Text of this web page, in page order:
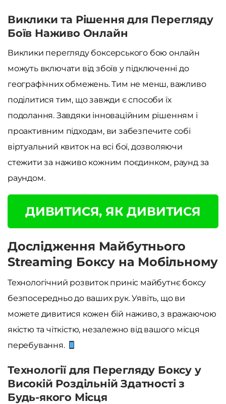
Виклики та Рішення для Перегляду
Боїв Наживо Онлайн
Виклики перегляду боксерського бою онлайн
можуть включати від збоїв у підключенні до
географічних обмежень. Тим не менш, важливо
поділитися тим, що завжди є способи їх
подолання. Завдяки інноваційним рішенням і
проактивним підходам, ви забезпечите собі
віртуальний квиток на всі бої, дозволяючи
стежити за наживо кожним поєдинком, раунд за
раундом.
ДИВИТИСЯ, ЯК ДИВИТИСЯ
Дослідження Майбутнього
Streaming Боксу на Мобільному
Технологічний розвиток приніс майбутнє боксу
безпосередньо до ваших рук. Уявіть, що ви
можете дивитися кожен бій наживо, з вражаючою
якістю та чіткістю, незалежно від вашого місця
перебування.
Технології для Перегляду Боксу у
Високій Роздільній Здатності з
Будь-якого Місця